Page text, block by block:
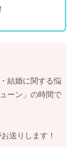
結婚に関する悩
ーン」の時間で
送りします！